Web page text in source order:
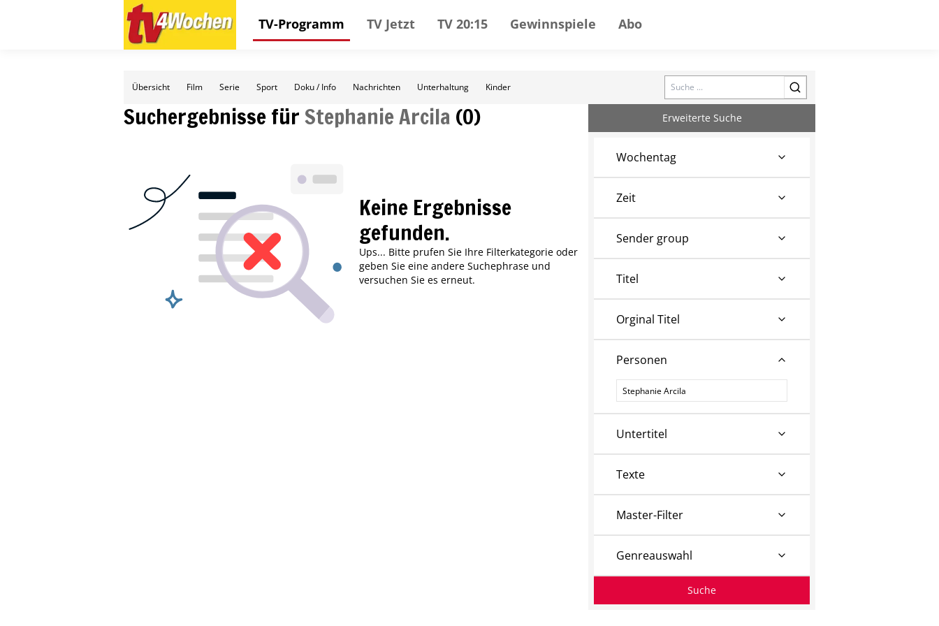
TV-Programm TV Jetzt TV 20:15 Gewinnspiele Abo
Übersicht Film Serie Sport Doku / Info Nachrichten Unterhaltung Kinder Search
Suchergebnisse fürStephanie Arcila (0)
Keine Ergebnisse
gefunden.
Ups... Bitte prufen Sie Ihre Filterkategorie oder
geben Sie eine andere Suchephrase und
versuchen Sie es erneut.
Erweiterte Suche
Wochentag
Zeit
Sender group
Titel
Orginal Titel
Personen
Personen
Untertitel
Texte
Master-Filter
Genreauswahl
Suche